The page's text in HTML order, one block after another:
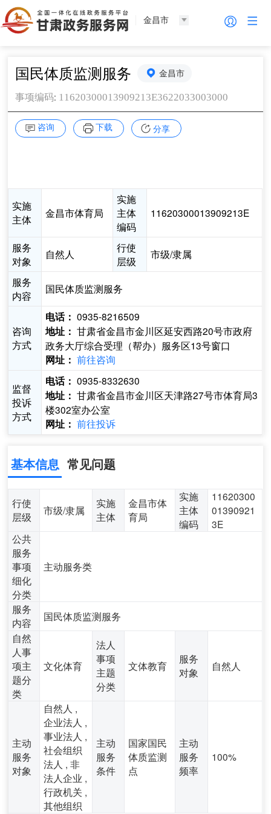
金昌市
国民体质监测服务 金昌市
事项编码: 11620300013909213E3622033003000
咨询 下载 分享
实施
主体
金昌市体育局
实施
主体
编码
11620300013909213E
服务
对象
自然人
行使
层级
市级/隶属
服务
内容
国民体质监测服务
咨询
方式
电话： 0935-8216509
地址： 甘肃省金昌市金川区延安西路20号市政府
政务大厅综合受理（帮办）服务区13号窗口
网址： 前往咨询
监督
投诉
方式
电话： 0935-8332630
地址： 甘肃省金昌市金川区天津路27号市体育局3
楼302室办公室
网址： 前往投诉
基本信息 常见问题
行使
层级
市级/隶属
实施
主体
金昌市体
育局
实施
主体
编码
11620300
01390921
3E
公共
服务
事项
细化
分类
主动服务类
服务
内容
国民体质监测服务
自然
人事
项主
题分
类
文化体育
法人
事项
主题
分类
文体教育
服务
对象
自然人
主动
服务
对象
自然人 ,
企业法人 ,
事业法人 ,
社会组织
法人 , 非
法人企业 ,
行政机关 ,
其他组织
主动
服务
条件
国家国民
体质监测
点
主动
服务
频率
100%